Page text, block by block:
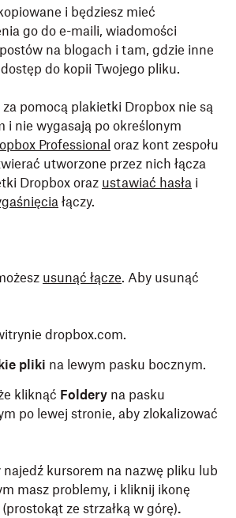
i będziesz mieć
go do e-maili, wiadomości
na blogach i tam, gdzie inne
do kopii Twojego pliku.
pomocą plakietki Dropbox nie są
i nie wygasają po określonym
Professional oraz kont zespołu
utworzone przez nich łącza
Dropbox oraz ustawiać hasła i
łączy.
usunąć łącze. Aby usunąć
dropbox.com.
pliki na lewym pasku bocznym.
kliknąć Foldery na pasku
po lewej stronie, aby zlokalizować
kursorem na nazwę pliku lub
masz problemy, i kliknij ikonę
ze strzałką w górę).